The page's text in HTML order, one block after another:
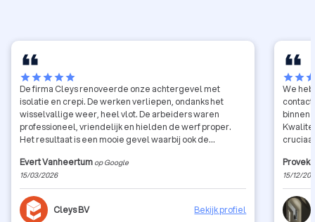
starstarstarstarstar
De firma Cleys renoveerde onze achtergevel met
isolatie en crepi. De werken verliepen, ondanks het
wisselvallige weer, heel vlot. De arbeiders waren
professioneel, vriendelijk en hielden de werf proper.
Het resultaat is een mooie gevel waarbij ook de
regenpijpen, zinken dakranden, blauwe steen, etc.)
Evert Vanheertum op Google
15/03/2026
Cleys BV Bekijk profiel
starstar
We
binnen
volgens afspraak. In
juiste
samen.
15/12/